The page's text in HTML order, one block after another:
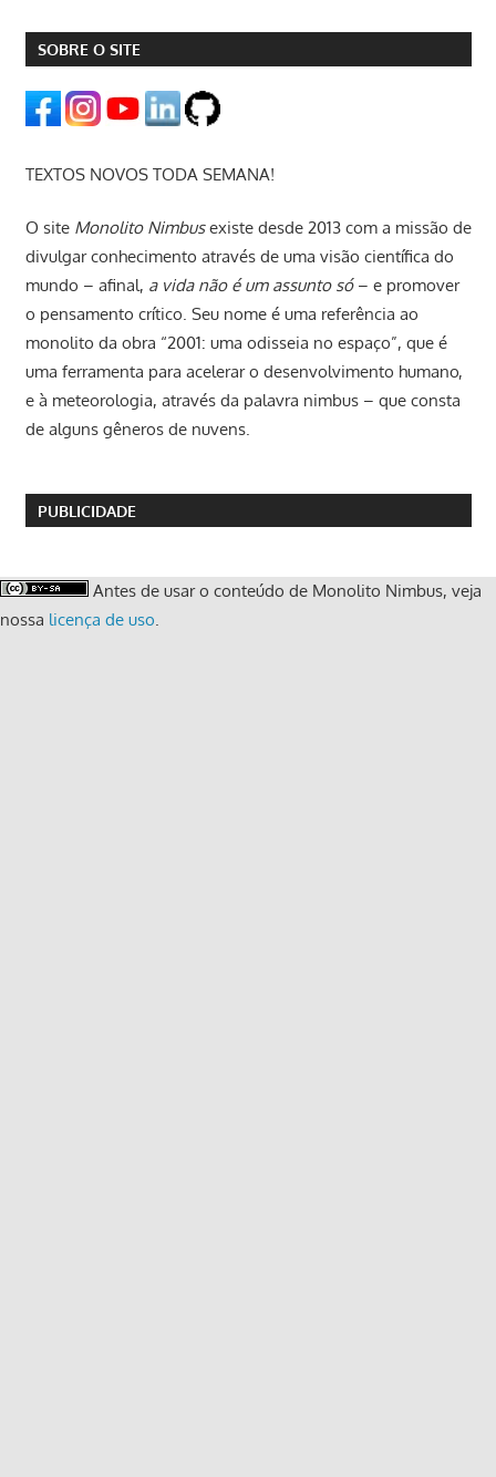
SOBRE O SITE
TEXTOS NOVOS TODA SEMANA!
O site Monolito Nimbusexiste desde 2013 com a missão de
divulgar conhecimento através de uma visão científica do
mundo – afinal, a vida não é um assunto só– e promover
o pensamento crítico. Seu nome é uma referência ao
monolito da obra “2001: uma odisseia no espaço”, que é
uma ferramenta para acelerar o desenvolvimento humano,
e à meteorologia, através da palavra nimbus – que consta
de alguns gêneros de nuvens.
PUBLICIDADE
Antes de usar o conteúdo de Monolito Nimbus, veja
nossa licença de uso.